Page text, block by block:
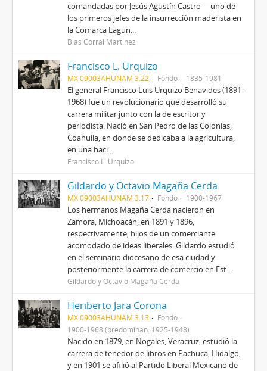
comandadas por Jesús Agustín Castro —uno de
los primeros jefes de la insurrección maderista en
la Comarca Lagun...
Blas Corral Martínez
Francisco L. Urquizo
MX 09003AHUNAM 3.22 Fondo 1835-1981
El general Francisco Luis Urquizo Benavides (1891-
1968) fue un revolucionario que desarrolló su
carrera militar junto con la de escritor y
periodista. Nació en San Pedro de las Colonias,
Coahuila, en donde se dedicaba a la agricultura,
en una haci...
Francisco L. Urquizo
Gildardo y Octavio Magaña Cerda
MX 09003AHUNAM 3.17 Fondo 1900-1967
Los hermanos Magaña Cerda nacieron en
Zamora, Michoacán, en 1891 y 1896,
respectivamente, hijos de un comerciante
acomodado de ideas liberales. Gildardo estudió
en el seminario diocesano de esa ciudad y
posteriormente la carrera de comercio en Est...
Gildardo y Octavio Magaña Cerda
Heriberto Jara Corona
MX 09003AHUNAM 3.13
Fondo
1900-1968 (predominan: 1925-1948)
Nacido en 1879, en Nogales, Veracruz, estudió la
carrera de tenedor de libros en Pachuca, Hidalgo,
y en 1901 se afilió al Partido Liberal Mexicano de